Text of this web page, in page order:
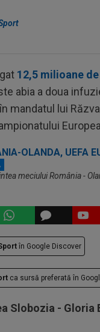
12,5 milioane
abia a doua
mandatul lui
meciului România -
în Google Discover
ca sursă preferată în
Slobozia - Gloria